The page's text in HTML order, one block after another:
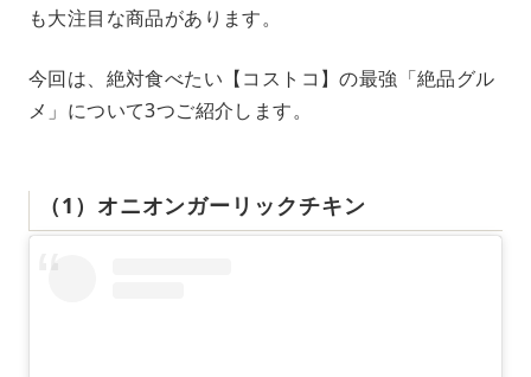
も大注目な商品があります。
今回は、絶対食べたい【コストコ】の最強「絶品グル
メ」について3つご紹介します。
（1）オニオンガーリックチキン